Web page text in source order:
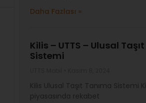
Daha Fazlası »
Kilis – UTTS – Ulusal
Sistemi
Kilis Ulusal Taşıt Tanıma Sistemi
piyasasında rekabet